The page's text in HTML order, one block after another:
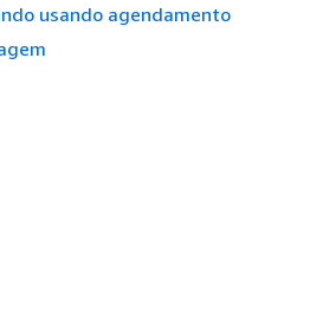
usando agendamento